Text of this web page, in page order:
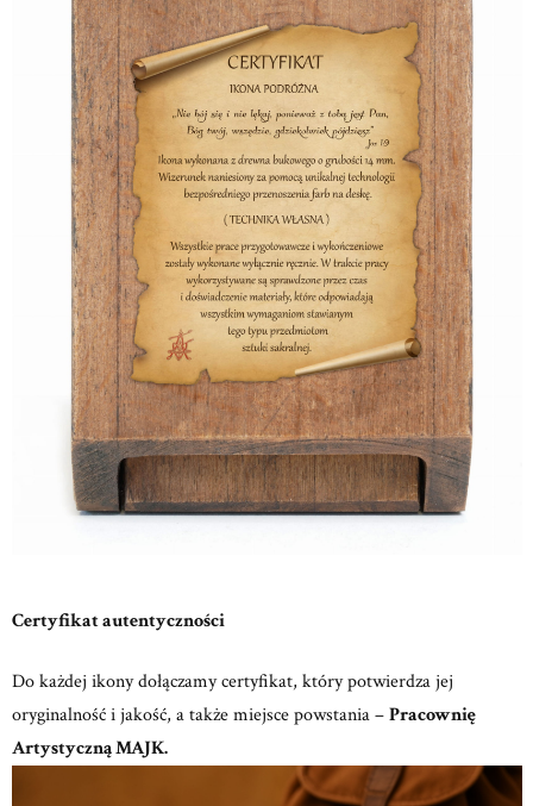
Certyfikat autentyczności
Do każdej ikony dołączamy certyfikat, który potwierdza jej
oryginalność i jakość, a także miejsce powstania –Pracownię
Artystyczną MAJK.